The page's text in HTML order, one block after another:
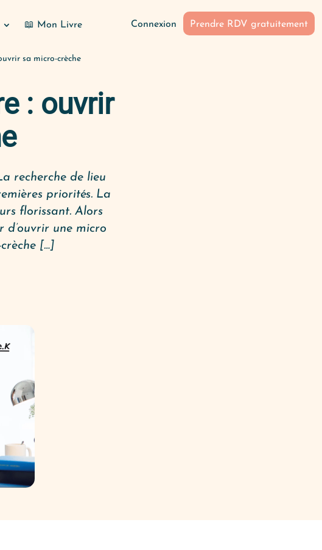
📖 Mon Livre Connexion Prendre RDV gratuitement
sa micro-crèche
: ouvrir
recherche de lieu
priorités. La
florissant. Alors
d’ouvrir une micro
[…]